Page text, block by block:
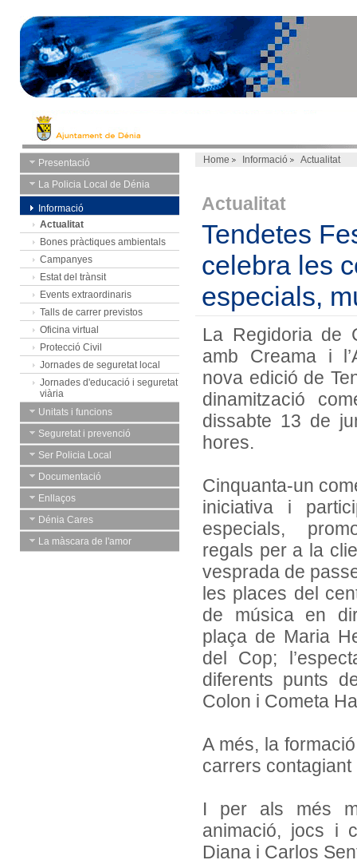
Presentació
La Policia Local de Dénia
Informació
Actualitat
Bones pràctiques ambientals
Campanyes
Estat del trànsit
Events extraordinaris
Talls de carrer previstos
Oficina virtual
Protecció Civil
Jornades de seguretat local
Jornades d'educació i seguretat
viària
Unitats i funcions
Seguretat i prevenció
Ser Policia Local
Documentació
Enllaços
Dénia Cares
La màscara de l'amor
Home Informació Actualitat
Actualitat
Tendetes
celebra les
especials,
La Regidoria de
amb Creama i
nova edició de
dinamització
dissabte 13 de
hores.
Cinquanta-un
iniciativa i
especials,
regals per a la
vesprada de
les places del
de música en
plaça de Maria
del Cop;
diferents punts
Colon i Cometa
A més, la
carrers
I per als més
animació, jocs i
Diana i Carlos